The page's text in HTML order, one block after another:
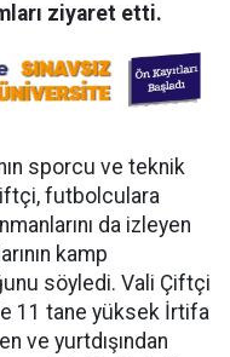
ziyaret etti.
sporcu ve teknik
futbolculara
da izleyen
kamp
söyledi. Vali Çiftçi
11 tane yüksek İrtifa
ve yurtdışından